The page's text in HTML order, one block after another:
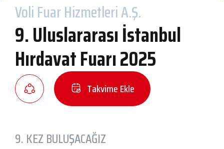
Voli Fuar Hizmetleri A.Ş.
9. Uluslararası İstanbul
Hırdavat Fuarı 2025
Takvime Ekle
9. KEZ BULUŞACAĞIZ